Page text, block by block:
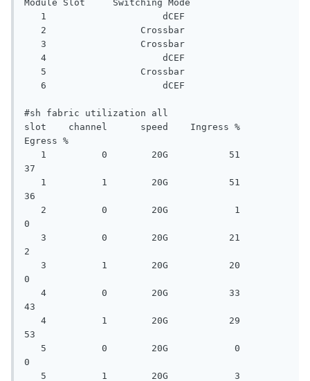
Module Slot     Switching Mode
#sh fabric utilization all
slot    channel      speed    Ingress %
Egress %
37
36
0
2
0
43
53
0